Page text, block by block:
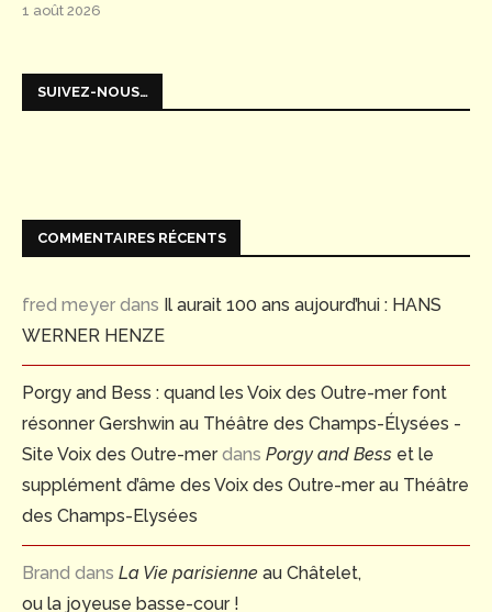
1 août 2026
SUIVEZ-NOUS…
COMMENTAIRES RÉCENTS
fred meyer dans Il aurait 100 ans aujourd’hui : HANS
WERNER HENZE
Porgy and Bess : quand les Voix des Outre-mer font
résonner Gershwin au Théâtre des Champs-Élysées -
Site Voix des Outre-merdans Porgy and Bess et le
supplément d’âme des Voix des Outre-mer au Théâtre
des Champs-Elysées
Brand dans La Vie parisienne au Châtelet,
ou la joyeuse basse-cour !